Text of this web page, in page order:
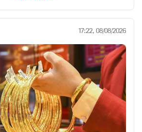
17:22, 08/08/2026